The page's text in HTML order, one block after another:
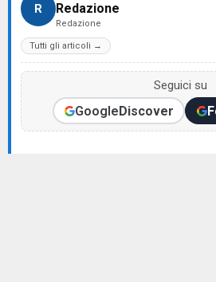
R Redazione
Redazione
Tutti gli articoli →
Seguici su
GoogleDiscover